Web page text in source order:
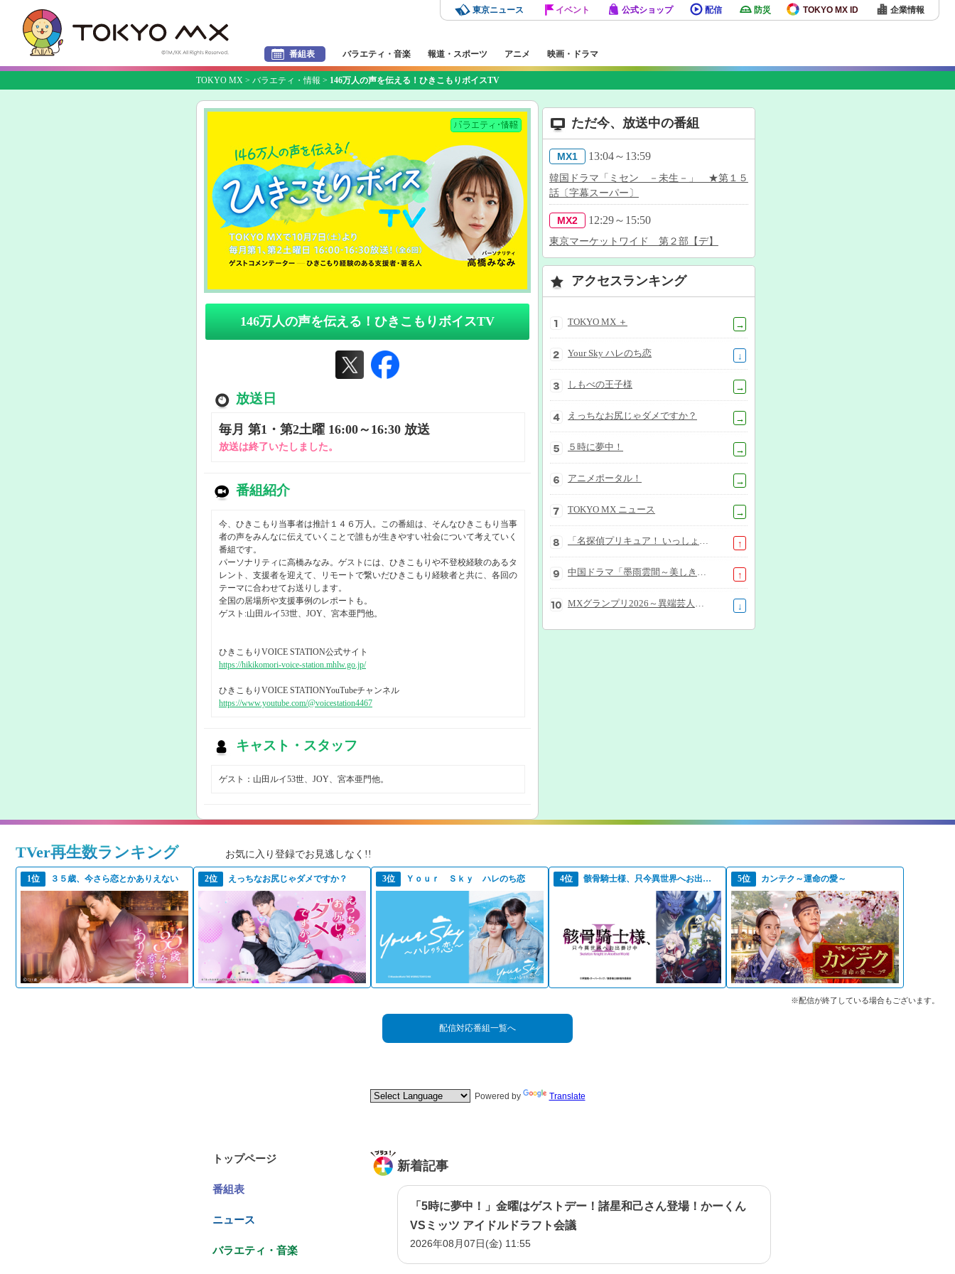
番組表 バラエティ・音楽 報道・スポーツ アニメ 映画・ドラマ
東京ニュース イベント 公式ショップ 配信 防災 TOKYO MX ID 企業情報
TOKYO MX > バラエティ・情報 > 146万人の声を伝える！ひきこもりボイスTV
146万人の声を伝える！ひきこもりボイスTV
放送日
毎月 第1・第2土曜 16:00～16:30 放送
放送は終了いたしました。
番組紹介
今、ひきこもり当事者は推計１４６万人。この番組は、そんなひきこもり当事
者の声をみんなに伝えていくことで誰もが生きやすい社会について考えていく
番組です。
パーソナリティに高橋みなみ。ゲストには、ひきこもりや不登校経験のあるタ
レント、支援者を迎えて、リモートで繋いだひきこもり経験者と共に、各回の
テーマに合わせてお送りします。
全国の居場所や支援事例のレポートも。
ゲスト:山田ルイ53世、JOY、宮本亜門他。
ひきこもりVOICE STATION公式サイト
https://hikikomori-voice-station.mhlw.go.jp/
ひきこもりVOICE STATIONYouTubeチャンネル
https://www.youtube.com/@voicestation4467
キャスト・スタッフ
ゲスト：山田ルイ53世、JOY、宮本亜門他。
ただ今、放送中の番組
MX1 13:04～13:59
韓国ドラマ「ミセン －未生－」 ★第１５
話〔字幕スーパー〕
MX2 12:29～15:50
東京マーケットワイド 第２部【デ】
アクセスランキング
TOKYO MX ＋ →
Your Sky ハレのち恋 ↓
しもべの王子様 →
えっちなお尻じゃダメですか？ →
５時に夢中！ →
アニメポータル！ →
TOKYO MX ニュース →
↑
↑
↓
TVer再生数ランキング お気に入り登録でお見逃しなく!!
1位 ３５歳、今さら恋とかありえない 2位 えっちなお尻じゃダメですか？ 3位 Ｙｏｕｒ Ｓｋｙ ハレのち恋 4位 骸骨騎士様、只今異世界へお出掛け中ＩＩ 5位 カンテク～運命の愛～
※配信が終了している場合もございます。
配信対応番組一覧へ
Powered by Translate
トップページ
番組表
ニュース
バラエティ・音楽
新着記事
「5時に夢中！」金曜はゲストデー！諸星和己さん登場！かーくん
VSミッツ アイドルドラフト会議
2026年08月07日(金) 11:55